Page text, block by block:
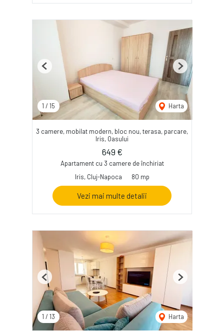
1 / 15 Harta
Previous Next
3 camere, mobilat modern, bloc nou, terasa, parcare,
Iris, Oasului
649 €
Apartament cu 3 camere de închiriat
Iris, Cluj-Napoca
80 mp
Vezi mai multe detalii
1 / 13 Harta
Previous Next